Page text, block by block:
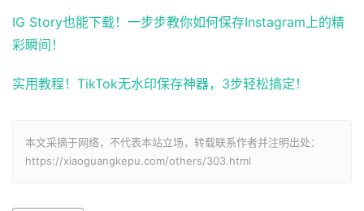
IG Story也能下载！一步步教你如何保存Instagram上的精
彩瞬间！
实用教程！TikTok无水印保存神器，3步轻松搞定！
本文采摘于网络，不代表本站立场，转载联系作者并注明出处：
https://xiaoguangkepu.com/others/303.html